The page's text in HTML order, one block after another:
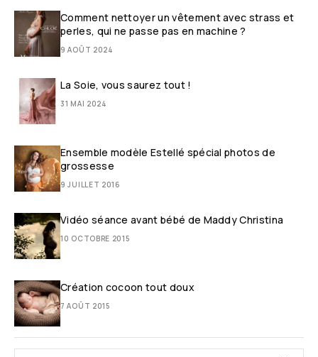
Comment nettoyer un vêtement avec strass et
perles, qui ne passe pas en machine ?
9 AOÛT 2024
La Soie, vous saurez tout !
31 MAI 2024
Ensemble modèle Estellé spécial photos de
grossesse
9 JUILLET 2016
Vidéo séance avant bébé de Maddy Christina
10 OCTOBRE 2015
Création cocoon tout doux
7 AOÛT 2015